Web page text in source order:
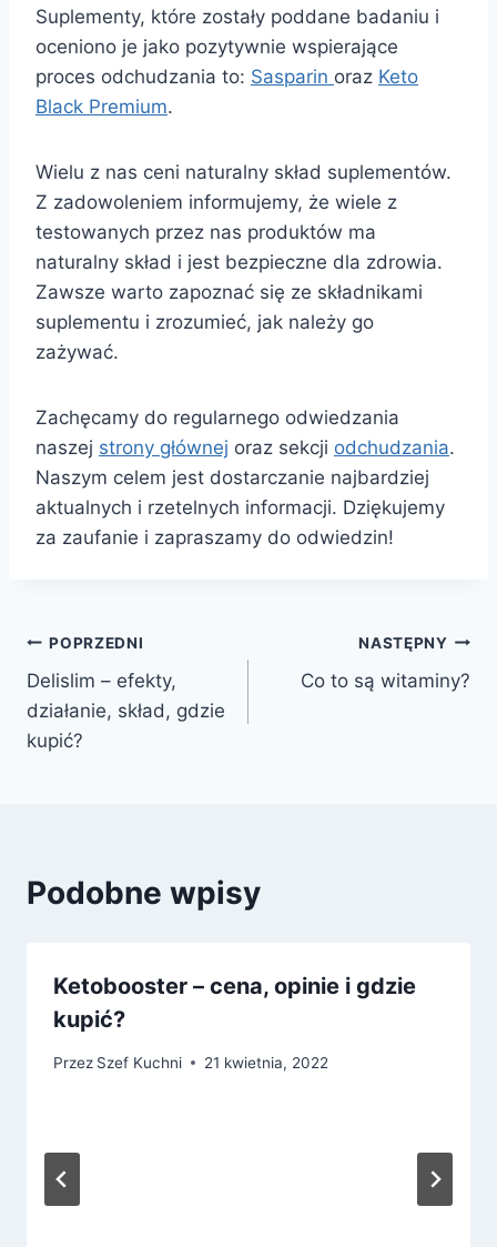
Suplementy, które zostały poddane badaniu i
oceniono je jako pozytywnie wspierające
proces odchudzania to: Sasparin oraz Keto
Black Premium.
Wielu z nas ceni naturalny skład suplementów.
Z zadowoleniem informujemy, że wiele z
testowanych przez nas produktów ma
naturalny skład i jest bezpieczne dla zdrowia.
Zawsze warto zapoznać się ze składnikami
suplementu i zrozumieć, jak należy go
zażywać.
Zachęcamy do regularnego odwiedzania
naszej strony głównej oraz sekcji odchudzania.
Naszym celem jest dostarczanie najbardziej
aktualnych i rzetelnych informacji. Dziękujemy
za zaufanie i zapraszamy do odwiedzin!
Nawigacja
wpisu
POPRZEDNI
Delislim – efekty,
działanie, skład, gdzie
kupić?
NASTĘPNY
Co to są witaminy?
Podobne wpisy
Ketobooster – cena, opinie i gdzie
kupić?
Przez Szef Kuchni 21 kwietnia, 2022